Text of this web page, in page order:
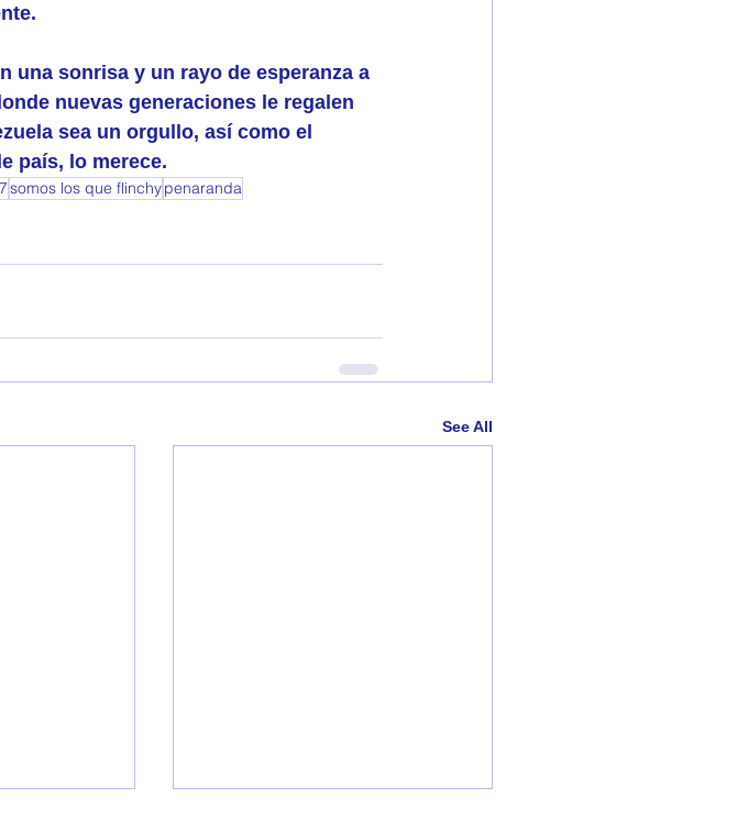
una sonrisa y un rayo de esperanza a
nuevas generaciones le regalen
sea un orgullo, así como el
país, lo merece.
somos los que flinchypenaranda
See All